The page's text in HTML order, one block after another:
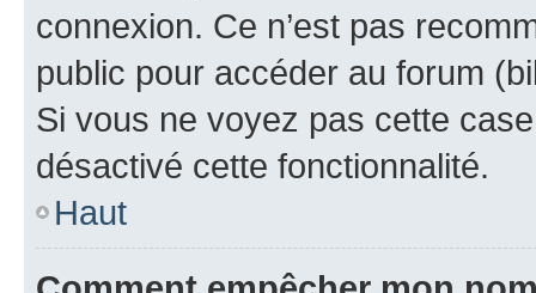
connexion. Ce n’est pas
public pour accéder au forum
Si vous ne voyez pas cette
désactivé cette fonctionnalité.
Haut